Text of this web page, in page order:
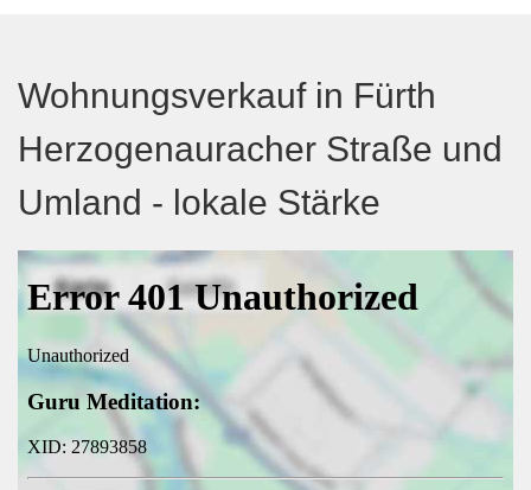
Wohnungsverkauf in Fürth
Herzogenauracher Straße und
Umland - lokale Stärke